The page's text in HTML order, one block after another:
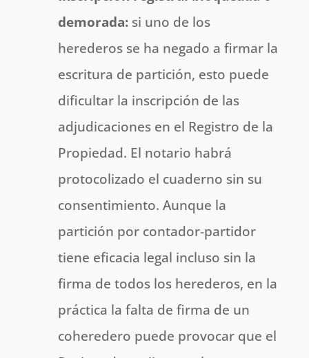
demorada:si uno de los
herederos se ha negado a firmar la
escritura de partición, esto puede
dificultar la inscripción de las
adjudicaciones en el Registro de la
Propiedad. El notario habrá
protocolizado el cuaderno sin su
consentimiento. Aunque la
partición por contador-partidor
tiene eficacia legal incluso sin la
firma de todos los herederos, en la
práctica la falta de firma de un
coheredero puede provocar que el